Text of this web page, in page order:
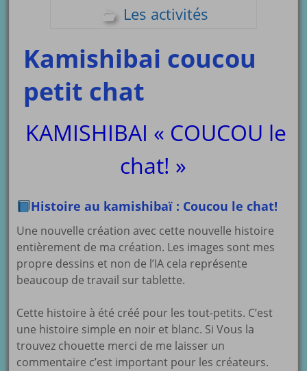
Les activités
Kamishibai coucou
petit chat
KAMISHIBAI « COUCOU le
chat! »
Histoire au kamishibaï : Coucou le chat!
Une nouvelle création avec cette nouvelle histoire
entièrement de ma création. Les images sont mes
propre dessins et non de l’IA cela représente
beaucoup de travail sur tablette.
Cette histoire à été créé pour les tout-petits. C’est
une histoire simple en noir et blanc. Si Vous la
trouvez chouette merci de me laisser un
commentaire c’est important pour les créateurs.